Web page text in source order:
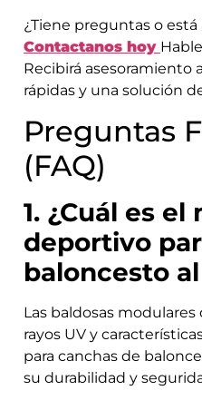
¿Tiene preguntas o
Contactanos hoy
Recibirá asesoramiento
rápidas y una solución
Preguntas
(FAQ)
1. ¿Cuál es
deportivo
baloncesto
Las baldosas modulares
rayos UV y
para canchas de
su durabilidad y